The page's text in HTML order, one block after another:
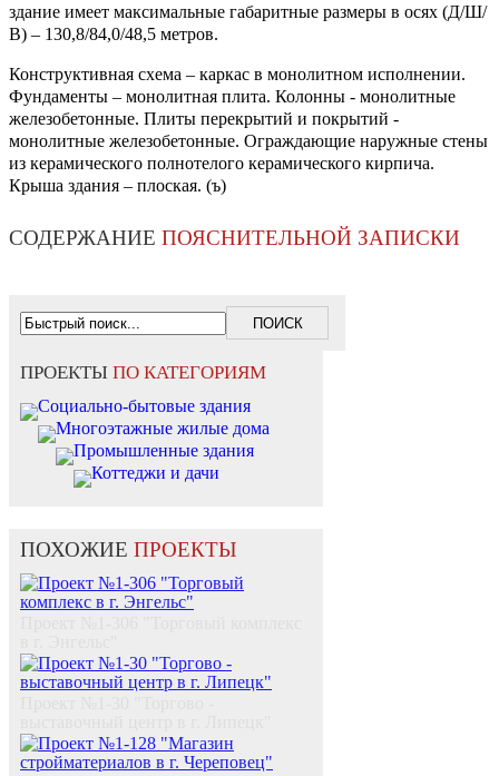
здание имеет максимальные габаритные размеры в осях (Д/Ш/
В) – 130,8/84,0/48,5 метров.
Конструктивная схема – каркас в монолитном исполнении.
Фундаменты – монолитная плита. Колонны - монолитные
железобетонные. Плиты перекрытий и покрытий -
монолитные железобетонные. Ограждающие наружные стены
из керамического полнотелого керамического кирпича.
Крыша здания – плоская. (ъ)
СОДЕРЖАНИЕ ПОЯСНИТЕЛЬНОЙ ЗАПИСКИ
ПРОЕКТЫ ПО КАТЕГОРИЯМ
Социально-бытовые здания
Многоэтажные жилые дома
Промышленные здания
Коттеджи и дачи
ПОХОЖИЕ ПРОЕКТЫ